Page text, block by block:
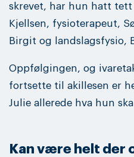
skrevet, har hun hatt
Kjellsen, fysioterapeut,
Birgit og landslagsfysio,
Oppfølgingen, og
fortsette til akillesen er
Julie allerede hva hun
Kan være helt der